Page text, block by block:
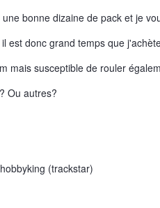
bonne dizaine de pack et je
est donc grand temps que
mais susceptible de rouler
Ou autres?
(trackstar)